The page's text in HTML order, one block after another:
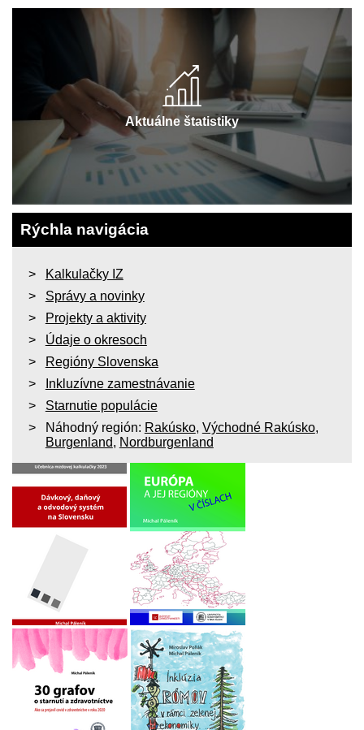
Aktuálne štatistiky
Rýchla navigácia
Kalkulačky IZ
Správy a novinky
Projekty a aktivity
Údaje o okresoch
Regióny Slovenska
Inkluzívne zamestnávanie
Starnutie populácie
Náhodný región: Rakúsko, Východné Rakúsko,
Burgenland, Nordburgenland